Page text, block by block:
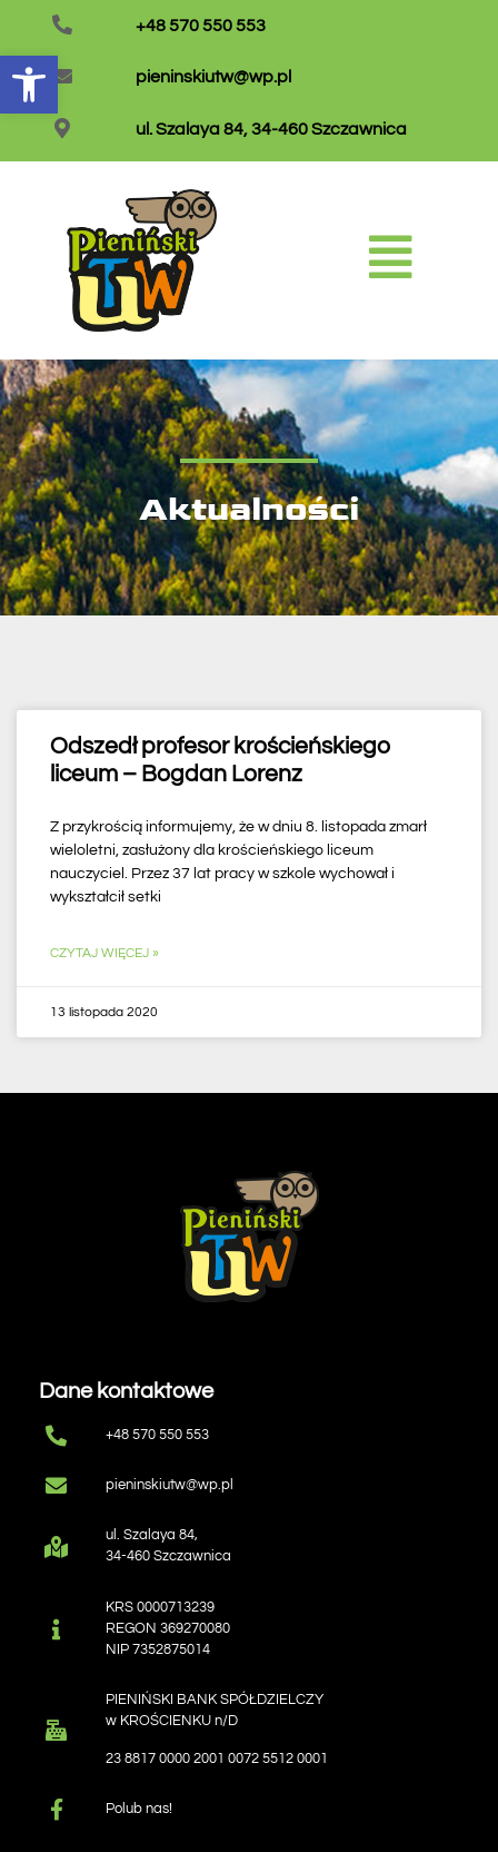
Otwórz pasek narzędzi
+48 570 550 553
pieninskiutw@wp.pl
ul. Szalaya 84, 34-460 Szczawnica
Aktualności
Odszedł profesor krościeńskiego
liceum – Bogdan Lorenz
Z przykrością informujemy, że w dniu 8. listopada zmarł
wieloletni, zasłużony dla krościeńskiego liceum
nauczyciel. Przez 37 lat pracy w szkole wychował i
wykształcił setki
CZYTAJ WIĘCEJ »
13 listopada 2020
Dane kontaktowe
+48 570 550 553
pieninskiutw@wp.pl
ul. Szalaya 84,
34-460 Szczawnica
KRS 0000713239
REGON 369270080
NIP 7352875014
PIENIŃSKI BANK SPÓŁDZIELCZY
w KROŚCIENKU n/D
23 8817 0000 2001 0072 5512 0001
Polub nas!